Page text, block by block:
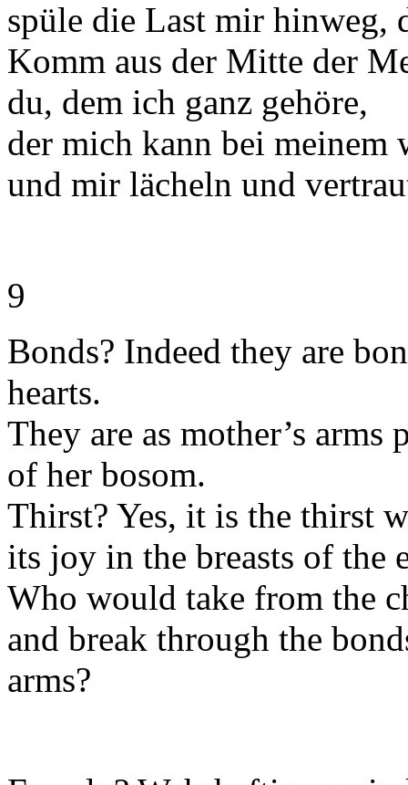
spüle die Last mir hinweg,
Komm aus der Mitte der
du, dem ich ganz gehöre,
der mich kann bei meinem
und mir lächeln und
9
Bonds? Indeed they are
hearts.
They are as mother’s
of her bosom.
Thirst? Yes, it is the thirst
its joy in the breasts of the
Who would take from the
and break through the
arms?